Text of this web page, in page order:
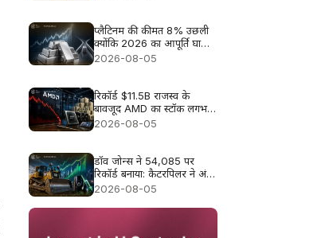
प्लैटिनम की कीमत 8% उछली
क्योंकि 2026 का आपूर्ति घाटा
फिर से ध्यान में आया
2026-08-05
रिकॉर्ड $11.5B राजस्व के
बावजूद AMD का स्टॉक लगभग
9% क्यों गिरा
2026-08-05
डॉव जोन्स ने 54,085 पर
रिकॉर्ड बनाया: कैटरपिलर ने अंक
बढ़ाए, तेल की राहत ने रैली को
2026-08-05